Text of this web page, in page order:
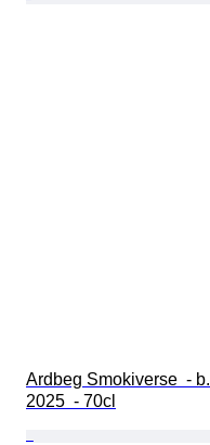
Ardbeg Smokiverse  - b.
2025  - 70cl